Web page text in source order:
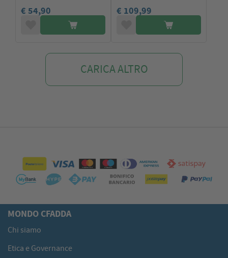
€ 54,90 € 109,99
CARICA ALTRO
MONDO CFADDA
Chi siamo
Etica e Governance